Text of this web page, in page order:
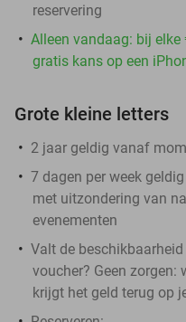
reservering
Alleen vandaag: bij
gratis kans op een
Grote kleine letters
2 jaar geldig vanaf
7 dagen per week
met uitzondering van
evenementen
Valt de
voucher? Geen zorgen:
krijgt het geld terug op